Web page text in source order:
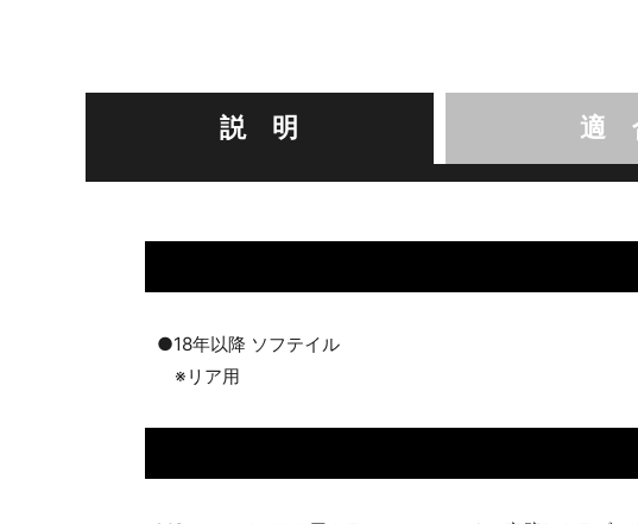
説 明 適
●18年以降 ソフテイル
※リア用